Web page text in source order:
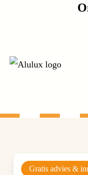
Gratis advies &